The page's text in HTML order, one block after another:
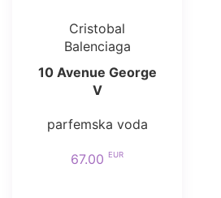
Cristobal
Balenciaga
10 Avenue George
V
parfemska voda
67.00 EUR